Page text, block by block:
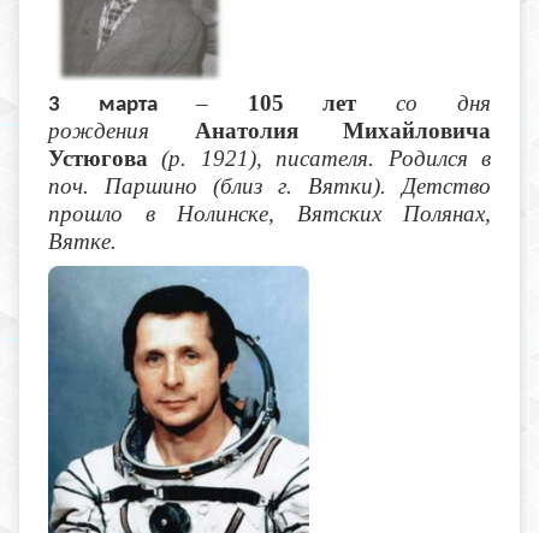
3 марта– 105 лет со дня
рождения Анатолия Михайловича
Устюгова (р. 1921), писателя. Родился в
поч. Паршино (близ г. Вятки). Детство
прошло в Нолинске, Вятских Полянах,
Вятке.